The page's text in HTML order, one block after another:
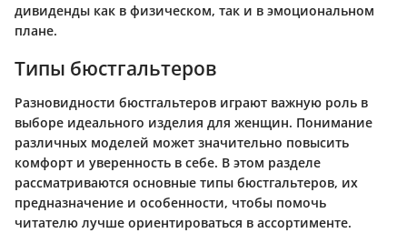
дивиденды как в физическом, так и в эмоциональном
плане.
Типы бюстгальтеров
Разновидности бюстгальтеров играют важную роль в
выборе идеального изделия для женщин. Понимание
различных моделей может значительно повысить
комфорт и уверенность в себе. В этом разделе
рассматриваются основные типы бюстгальтеров, их
предназначение и особенности, чтобы помочь
читателю лучше ориентироваться в ассортименте.